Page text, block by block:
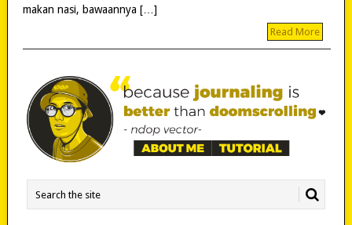
makan nasi, bawaannya […]
Read More